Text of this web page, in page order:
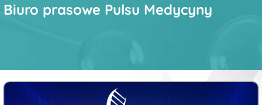
Biuro prasowe Pulsu Medycyny